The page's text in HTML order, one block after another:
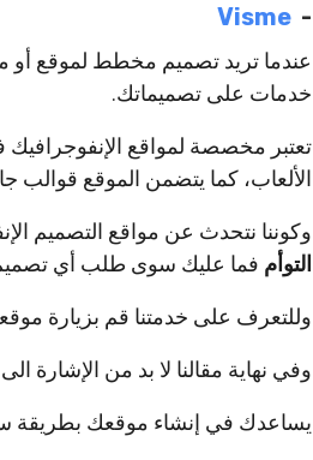
‏-‏
Visme‏
عندما تريد تصميم مخطط لموقع أو
خدمات على تصميماتك.
تعتبر مخصصة لمواقع الإنفوجرافيك
الألعاب، كما يتضمن الموقع قوالب
وكوننا نتحدث عن مواقع التصميم
التوأم فما عليك سوى طلب أي
وللتعرف على خدمتنا قم بزيارة
وفي نهاية مقالنا لا بد من الإشارة
يساعدك في إنشاء موقعك بطريقة